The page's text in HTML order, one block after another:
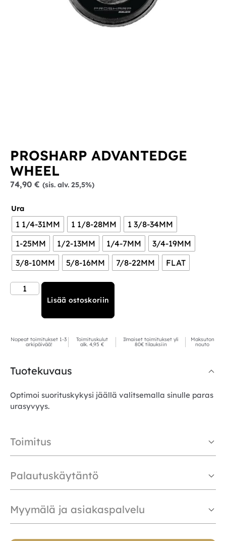
PROSHARP ADVANTEDGE
WHEEL
74,90 € (sis. alv. 25,5%)
Ura
1 1/4-31MM 1 1/8-28MM
1 3/8-34MM
1-25MM
1/2-13MM 1/4-7MM
3/4-19MM
3/8-10MM
5/8-16MM 7/8-22MM FLAT
Lisää ostoskoriin
Nopeat toimitukset 1-3
arkipäivää!
Toimituskulut
alk. 4,95 €
Ilmaiset toimitukset yli
80€ tilauksiin
Maksuton
nouto
Tuotekuvaus
Optimoi suorituskykysi jäällä valitsemalla sinulle paras
urasyvyys.
Toimitus
Palautuskäytäntö
Myymälä ja asiakaspalvelu